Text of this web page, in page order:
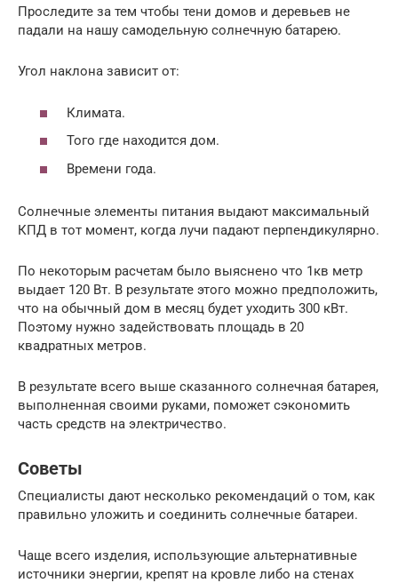
Проследите за тем чтобы тени домов и деревьев не
падали на нашу самодельную солнечную батарею.
Угол наклона зависит от:
Климата.
Того где находится дом.
Времени года.
Солнечные элементы питания выдают максимальный
КПД в тот момент, когда лучи падают перпендикулярно.
По некоторым расчетам было выяснено что 1кв метр
выдает 120 Вт. В результате этого можно предположить,
что на обычный дом в месяц будет уходить 300 кВт.
Поэтому нужно задействовать площадь в 20
квадратных метров.
В результате всего выше сказанного солнечная батарея,
выполненная своими руками, поможет сэкономить
часть средств на электричество.
Советы
Специалисты дают несколько рекомендаций о том, как
правильно уложить и соединить солнечные батареи.
Чаще всего изделия, использующие альтернативные
источники энергии, крепят на кровле либо на стенах